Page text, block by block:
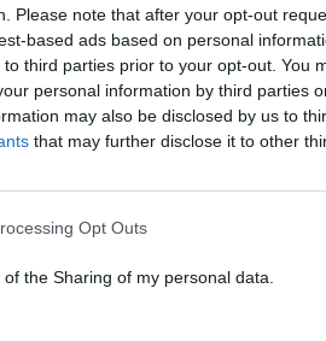
Please note that after your opt-out
based ads based on personal
third parties prior to your opt-out. You
personal information by third parties
may also be disclosed by us to
that may further disclose it to other
Opt Outs
the Sharing of my personal data.
sięgają po broń. Rekordowa